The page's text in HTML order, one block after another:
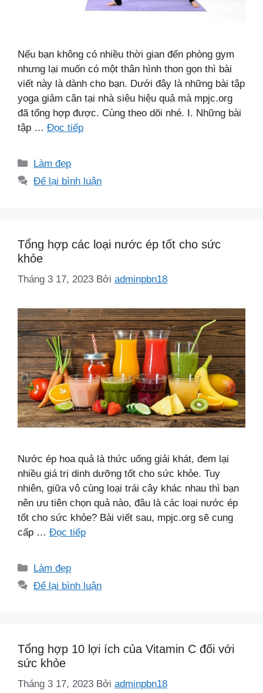
Nếu bạn không có nhiều thời gian đến phòng gym
nhưng lại muốn có một thân hình thon gọn thì bài
viết này là dành cho bạn. Dưới đây là những bài tập
yoga giảm cân tại nhà siêu hiệu quả mà mpjc.org
đã tổng hợp được. Cùng theo dõi nhé. I. Những bài
tập … Đọc tiếp
Danh
mục
Làm đẹp
Để lại bình luận
Tổng hợp các loại nước ép tốt cho sức
khỏe
Tháng 3 17, 2023 Bởi adminpbn18
Nước ép hoa quả là thức uống giải khát, đem lại
nhiều giá trị dinh dưỡng tốt cho sức khỏe. Tuy
nhiên, giữa vô cùng loại trái cây khác nhau thì bạn
nên ưu tiên chọn quả nào, đâu là các loại nước ép
tốt cho sức khỏe? Bài viết sau, mpjc.org sẽ cung
cấp … Đọc tiếp
Danh
mục
Làm đẹp
Để lại bình luận
Tổng hợp 10 lợi ích của Vitamin C đối với
sức khỏe
Tháng 3 17, 2023 Bởi adminpbn18